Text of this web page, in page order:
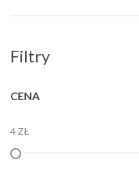
Filtry
CENA
4 ZŁ